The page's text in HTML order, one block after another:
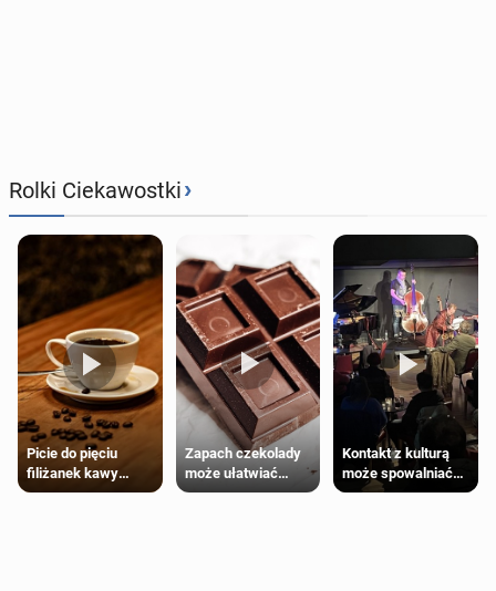
Rolki Ciekawostki›
Picie do pięciu
filiżanek kawy
dziennie jest
Zapach czekolady
może ułatwiać
trening siłowy
Kontakt z kulturą
może spowalniać
starzenie